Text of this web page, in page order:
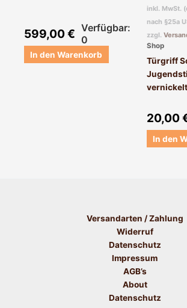
599,00€ Verfügbar:
0
In den Warenkorb
inkl. MwSt.
nach §25a
zzgl.
Shop
Türgriff
vernickelt
20,00
In den
Versandarten / Zahlung
Widerruf
Datenschutz
Impressum
AGB’s
About
Datenschutz